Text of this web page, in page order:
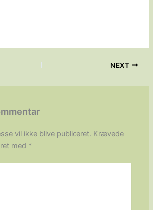
NEXT
vil ikke blive publiceret. Krævede
med *